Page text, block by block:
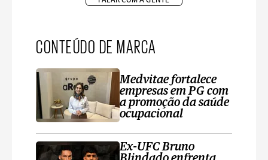
CONTEÚDO DE MARCA
Medvitae fortalece
empresas em PG com
a promoção da saúde
ocupacional
Ex-UFC Bruno